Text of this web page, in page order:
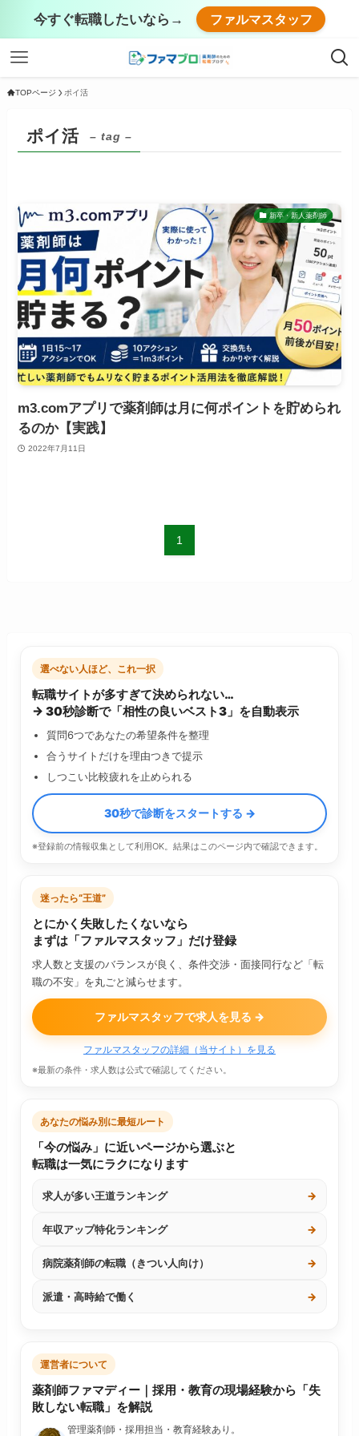
今すぐ転職したいなら→ ファルマスタッフ
TOPページ ポイ活
ポイ活 – tag –
新卒・新人薬剤師
m3.comアプリで薬剤師は月に何ポイントを貯められ
るのか【実践】
2022年7月11日
1
選べない人ほど、これ一択
転職サイトが多すぎて決められない…
→ 30秒診断で「相性の良いベスト3」を自動表示
質問6つであなたの希望条件を整理
合うサイトだけを理由つきで提示
しつこい比較疲れを止められる
30秒で診断をスタートする →
※登録前の情報収集として利用OK。結果はこのページ内で確認できます。
迷ったら“王道”
とにかく失敗したくないなら
まずは「ファルマスタッフ」だけ登録
求人数と支援のバランスが良く、条件交渉・面接同行など「転
職の不安」を丸ごと減らせます。
ファルマスタッフで求人を見る →
ファルマスタッフの詳細（当サイト）を見る
※最新の条件・求人数は公式で確認してください。
あなたの悩み別に最短ルート
「今の悩み」に近いページから選ぶと
転職は一気にラクになります
求人が多い王道ランキング →
年収アップ特化ランキング →
病院薬剤師の転職（きつい人向け） →
派遣・高時給で働く →
運営者について
薬剤師ファマディー｜採用・教育の現場経験から「失
敗しない転職」を解説
管理薬剤師・採用担当・教育経験あり。